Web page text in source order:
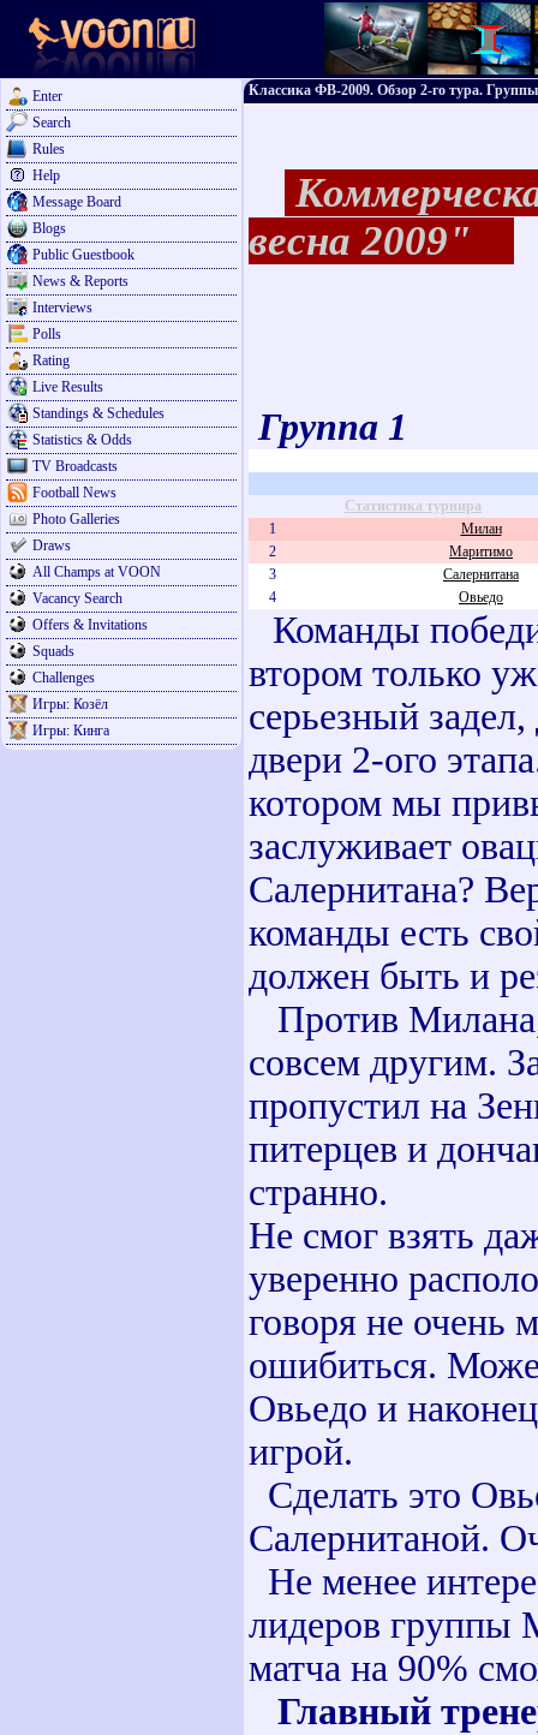
Enter
Search
Rules
Help
Message Board
Blogs
Public Guestbook
News & Reports
Interviews
Polls
Rating
Live Results
Standings & Schedules
Statistics & Odds
TV Broadcasts
Football News
Photo Galleries
Draws
All Champs at VOON
Vacancy Search
Offers & Invitations
Squads
Challenges
Игры: Козёл
Игры: Кинга
Классика ФВ-2009. Обзор 2-го тура.
весна 2009"
Группа 1
Статистика турнира
1
Милан
2
Маритимо
3
Салернитана
4
Овьедо
Команды
втором только
серьезный
двери 2-ого
котором мы
заслуживает
Салернитана?
команды есть
должен быть и
Против Милана,
совсем другим.
пропустил на
питерцев и
странно.
Не смог взять
уверенно
говоря не очень
ошибиться.
Овьедо и
игрой.
Сделать это
Салернитаной.
Не менее
лидеров группы
матча на 90%
Главный